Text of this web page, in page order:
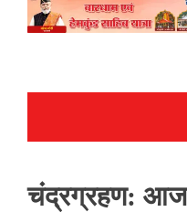
चंद्रग्रहण: आज